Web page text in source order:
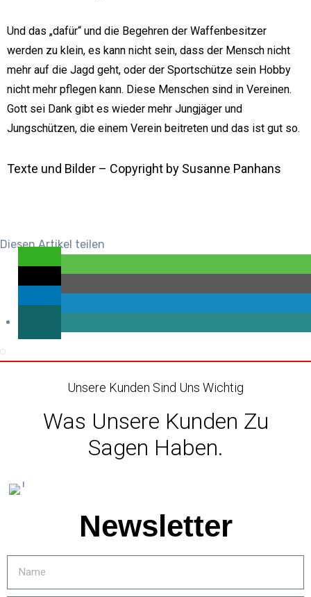
Und das „dafür“ und die Begehren der Waffenbesitzer
werden zu klein, es kann nicht sein, dass der Mensch nicht
mehr auf die Jagd geht, oder der Sportschütze sein Hobby
nicht mehr pflegen kann. Diese Menschen sind in Vereinen.
Gott sei Dank gibt es wieder mehr Jungjäger und
Jungschützen, die einem Verein beitreten und das ist gut so.
Texte und Bilder – Copyright by Susanne Panhans
Diesen Artikel teilen
Unsere Kunden Sind Uns Wichtig
Was Unsere Kunden Zu
Sagen Haben.
Newsletter